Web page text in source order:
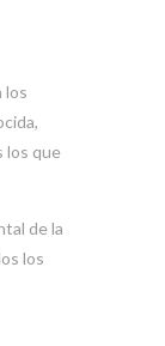
los
los que
de la
los